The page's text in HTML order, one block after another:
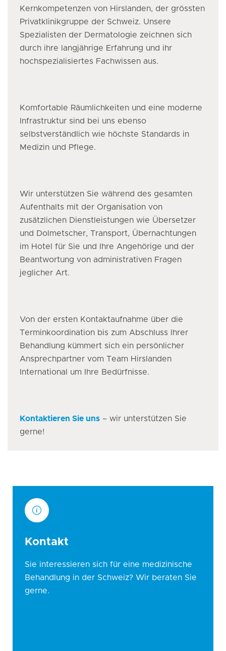
Kernkompetenzen von Hirslanden, der grössten
Privatklinikgruppe der Schweiz. Unsere
Spezialisten der Dermatologie zeichnen sich
durch ihre langjährige Erfahrung und ihr
hochspezialisiertes Fachwissen aus.
Komfortable Räumlichkeiten und eine moderne
Infrastruktur sind bei uns ebenso
selbstverständlich wie höchste Standards in
Medizin und Pflege.
Wir unterstützen Sie während des gesamten
Aufenthalts mit der Organisation von
zusätzlichen Dienstleistungen wie Übersetzer
und Dolmetscher, Transport, Übernachtungen
im Hotel für Sie und Ihre Angehörige und der
Beantwortung von administrativen Fragen
jeglicher Art.
Von der ersten Kontaktaufnahme über die
Terminkoordination bis zum Abschluss Ihrer
Behandlung kümmert sich ein persönlicher
Ansprechpartner vom Team Hirslanden
International um Ihre Bedürfnisse.
Kontaktieren Sie uns – wir unterstützen Sie
gerne!
Kontakt
Sie interessieren sich für eine medizinische
Behandlung in der Schweiz? Wir beraten Sie
gerne.